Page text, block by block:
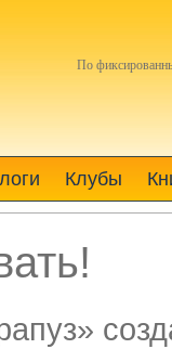
По
Клубы